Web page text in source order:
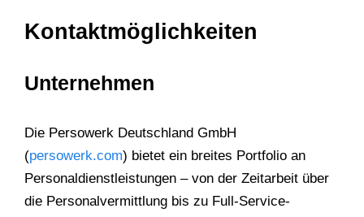
Kontaktmöglichkeiten
Unternehmen
Die Persowerk Deutschland GmbH
(persowerk.com) bietet ein breites Portfolio an
Personaldienstleistungen – von der Zeitarbeit über
die Personalvermittlung bis zu Full-Service-